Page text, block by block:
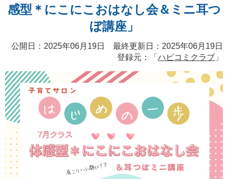
感型＊にこにこおはなし会＆ミニ耳つ
ぼ講座」
公開日：2025年06月19日 最終更新日：2025年06月19日
登録元：「 ハピコミクラブ 」